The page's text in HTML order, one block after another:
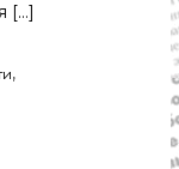
[…]
,